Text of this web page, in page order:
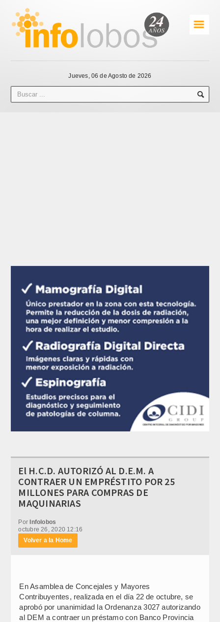
☰
Jueves, 06 de Agosto de 2026
El H.C.D. AUTORIZÓ AL D.E.M. A
CONTRAER UN EMPRÉSTITO POR 25
MILLONES PARA COMPRAS DE
MAQUINARIAS
PorInfolobos
octubre 26, 2020 12:16
Volver a la Home
En Asamblea de Concejales y Mayores
Contribuyentes, realizada en el día 22 de octubre, se
aprobó por unanimidad la Ordenanza 3027 autorizando
al DEM a contraer un préstamo con Banco Provincia